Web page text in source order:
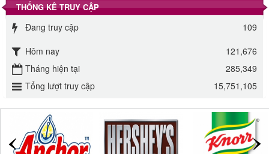
Đường phèn Long An bao 10kg
ĐƯỜNG SẠCH CÔ BA BIÊN HÒA 1KG
27.000 VND
THỐNG KÊ TRUY CẬP
Đang truy cập
109
Hôm nay
121,676
Tháng hiện tại
285,349
Tổng lượt truy cập
15,751,105